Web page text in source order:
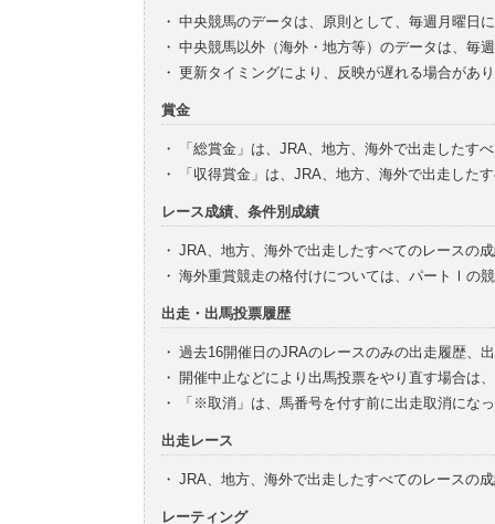
・ 中央競馬のデータは、原則として、毎週月曜日
・ 中央競馬以外（海外・地方等）のデータは、毎
・ 更新タイミングにより、反映が遅れる場合があ
賞金
・
「総賞金」は、JRA、地方、海外で出走したす
・
「収得賞金」は、JRA、地方、海外で出走した
レース成績、条件別成績
・ JRA、地方、海外で出走したすべてのレースの
・ 海外重賞競走の格付けについては、パートⅠの
出走・出馬投票履歴
・ 過去16開催日のJRAのレースのみの出走履歴、
・ 開催中止などにより出馬投票をやり直す場合は
・
「※取消」は、馬番号を付す前に出走取消にな
出走レース
・ JRA、地方、海外で出走したすべてのレースの
レーティング